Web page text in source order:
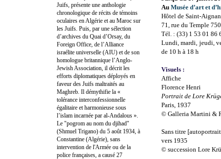
Au Musée d’art et
Hôtel de Saint-Aignan
71, rue du Temple
Tél. : (33) 1 53 01 86
Lundi, mardi, jeudi,
de 10 h à 18 h
Visuels :
Affiche
Florence Henri
Portrait de Lore
Paris, 1937
© Galleria Martini &
Sans titre
vers 1935
© succession Lore
Juifs, présente une anthologie
chronologique de récits de témoins
oculaires en Algérie et au Maroc sur
les Juifs. Puis, par une sélection
d’archives du Quai d’Orsay, du
Foreign Office, de l’Alliance
israélite universelle (AIU) et de son
homologue britannique l’Anglo-
Jewish Association, il décrit les
efforts diplomatiques déployés en
faveur des Juifs maltraités au
Maghreb. Il démythifie la «
tolérance interconfessionnelle
égalitaire et harmonieuse sous
l’islam incarnée par al-Andalous ».
Le "pogrom au nom du djihad"
(Shmuel Trigano) du 5 août 1934, à
Constantine (Algérie), sans
intervention de l'Armée ou de la
police françaises, a causé 27